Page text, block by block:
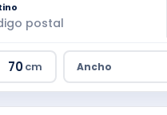
cm Ancho